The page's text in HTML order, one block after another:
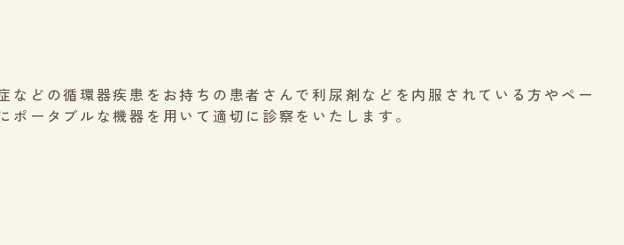
などの循環器疾患をお持ちの患者さんで利尿剤などを内服されている方やペー
ポータブルな機器を用いて適切に診察をいたします。